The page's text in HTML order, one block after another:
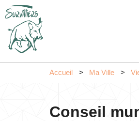
Accueil Ma Ville
Conseil